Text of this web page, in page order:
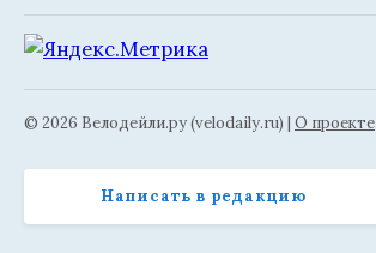
© 2026 Велодейли.ру (velodaily.ru) | О проекте
Написать в редакцию